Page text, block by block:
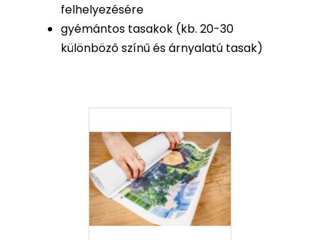
felhelyezésére
gyémántos tasakok (kb. 20-30
különböző színű és árnyalatú tasak)